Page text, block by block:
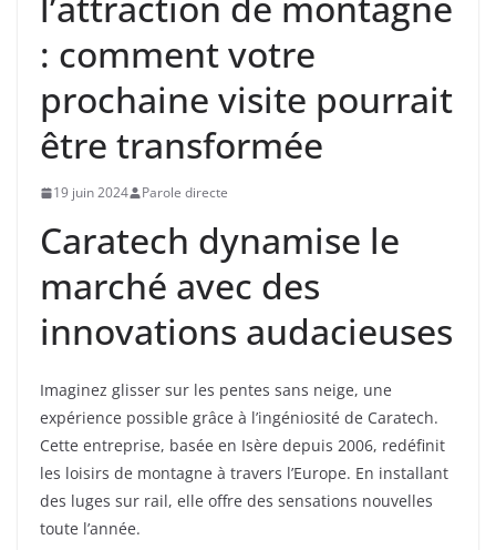
: comment votre
prochaine visite pourrait
être transformée
19 juin 2024 Parole directe
Caratech dynamise le
marché avec des
innovations audacieuses
Imaginez glisser sur les pentes sans neige, une
expérience possible grâce à l’ingéniosité de Caratech.
Cette entreprise, basée en Isère depuis 2006, redéfinit
les loisirs de montagne à travers l’Europe. En installant
des luges sur rail, elle offre des sensations nouvelles
toute l’année.